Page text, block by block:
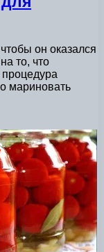
он оказался
то, что
мариновать